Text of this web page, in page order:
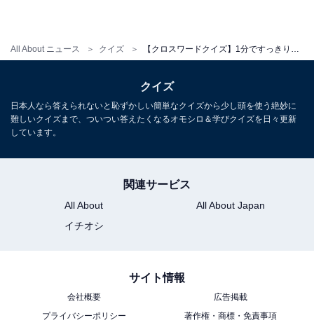
All About ニュース クイズ
クイズ
日本人なら答えられないと恥ずかしい簡単なクイズから少し頭を使う絶妙に
難しいクイズまで、ついつい答えたくなるオモシロ＆学びクイズを日々更新
しています。
関連サービス
All About
All About Japan
イチオシ
サイト情報
会社概要
広告掲載
プライバシーポリシー
著作権・商標・免責事項